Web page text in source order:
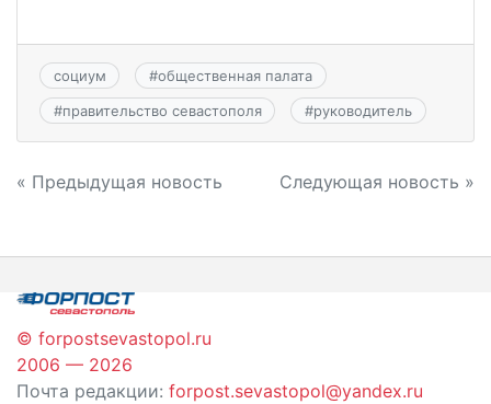
социум #общественная палата
#правительство севастополя #руководитель
Навигация
записям
« Предыдущая новость Следующая новость »
© forpostsevastopol.ru
2006 — 2026
Почта редакции: forpost.sevastopol@yandex.ru